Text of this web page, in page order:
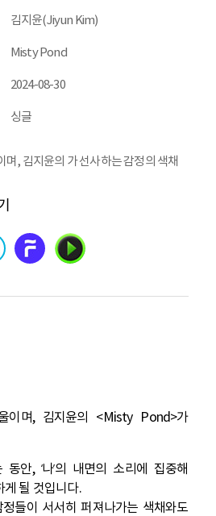
김지윤(Jiyun Kim)
Misty Pond
2024-08-30
싱글
며, 김지윤의 가 선사하는 감정의 색채
이며, 김지윤의 <Misty Pond>가
안, ‘나’의 내면의 소리에 집중해
게 될 것입니다.
들이 서서히 퍼져나가는 색채와도